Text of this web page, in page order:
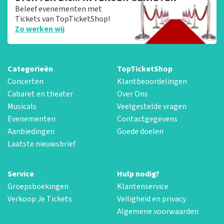
Beleef evenementen met
Tickets van TopTicketShop!
Zo werken wij
Categorieën
Concerten
Cabaret en theater
Musicals
Evenementen
Aanbiedingen
Laatste nieuwsbrief
TopTicketShop
Klantbeoordelingen
Over Ons
Veelgestelde vragen
Contactgegevens
Goede doelen
Service
Groepsboekingen
Verkoop Je Tickets
Hulp nodig?
Klantenservice
Veiligheid en privacy
Algemene voorwaarden